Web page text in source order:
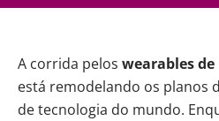
A corrida pelos wearables de
está remodelando os planos
de tecnologia do mundo.